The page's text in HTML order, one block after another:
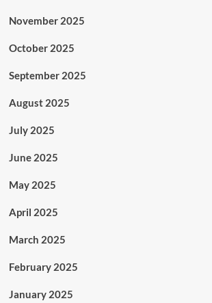
November 2025
October 2025
September 2025
August 2025
July 2025
June 2025
May 2025
April 2025
March 2025
February 2025
January 2025